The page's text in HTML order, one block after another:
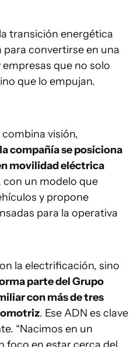
transición energética
convertirse en una
que no solo
que lo empujan.
visión,
la compañía se posiciona
movilidad eléctrica
con un modelo que
y propone
para la operativa
la electrificación, sino
parte del Grupo
con más de tres
. Ese ADN es clave
“Nacimos en un